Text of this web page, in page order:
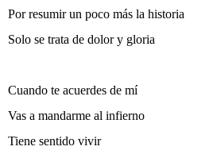
Por resumir un poco más la historia
Solo se trata de dolor y gloria
Cuando te acuerdes de mí
Vas a mandarme al infierno
Tiene sentido vivir